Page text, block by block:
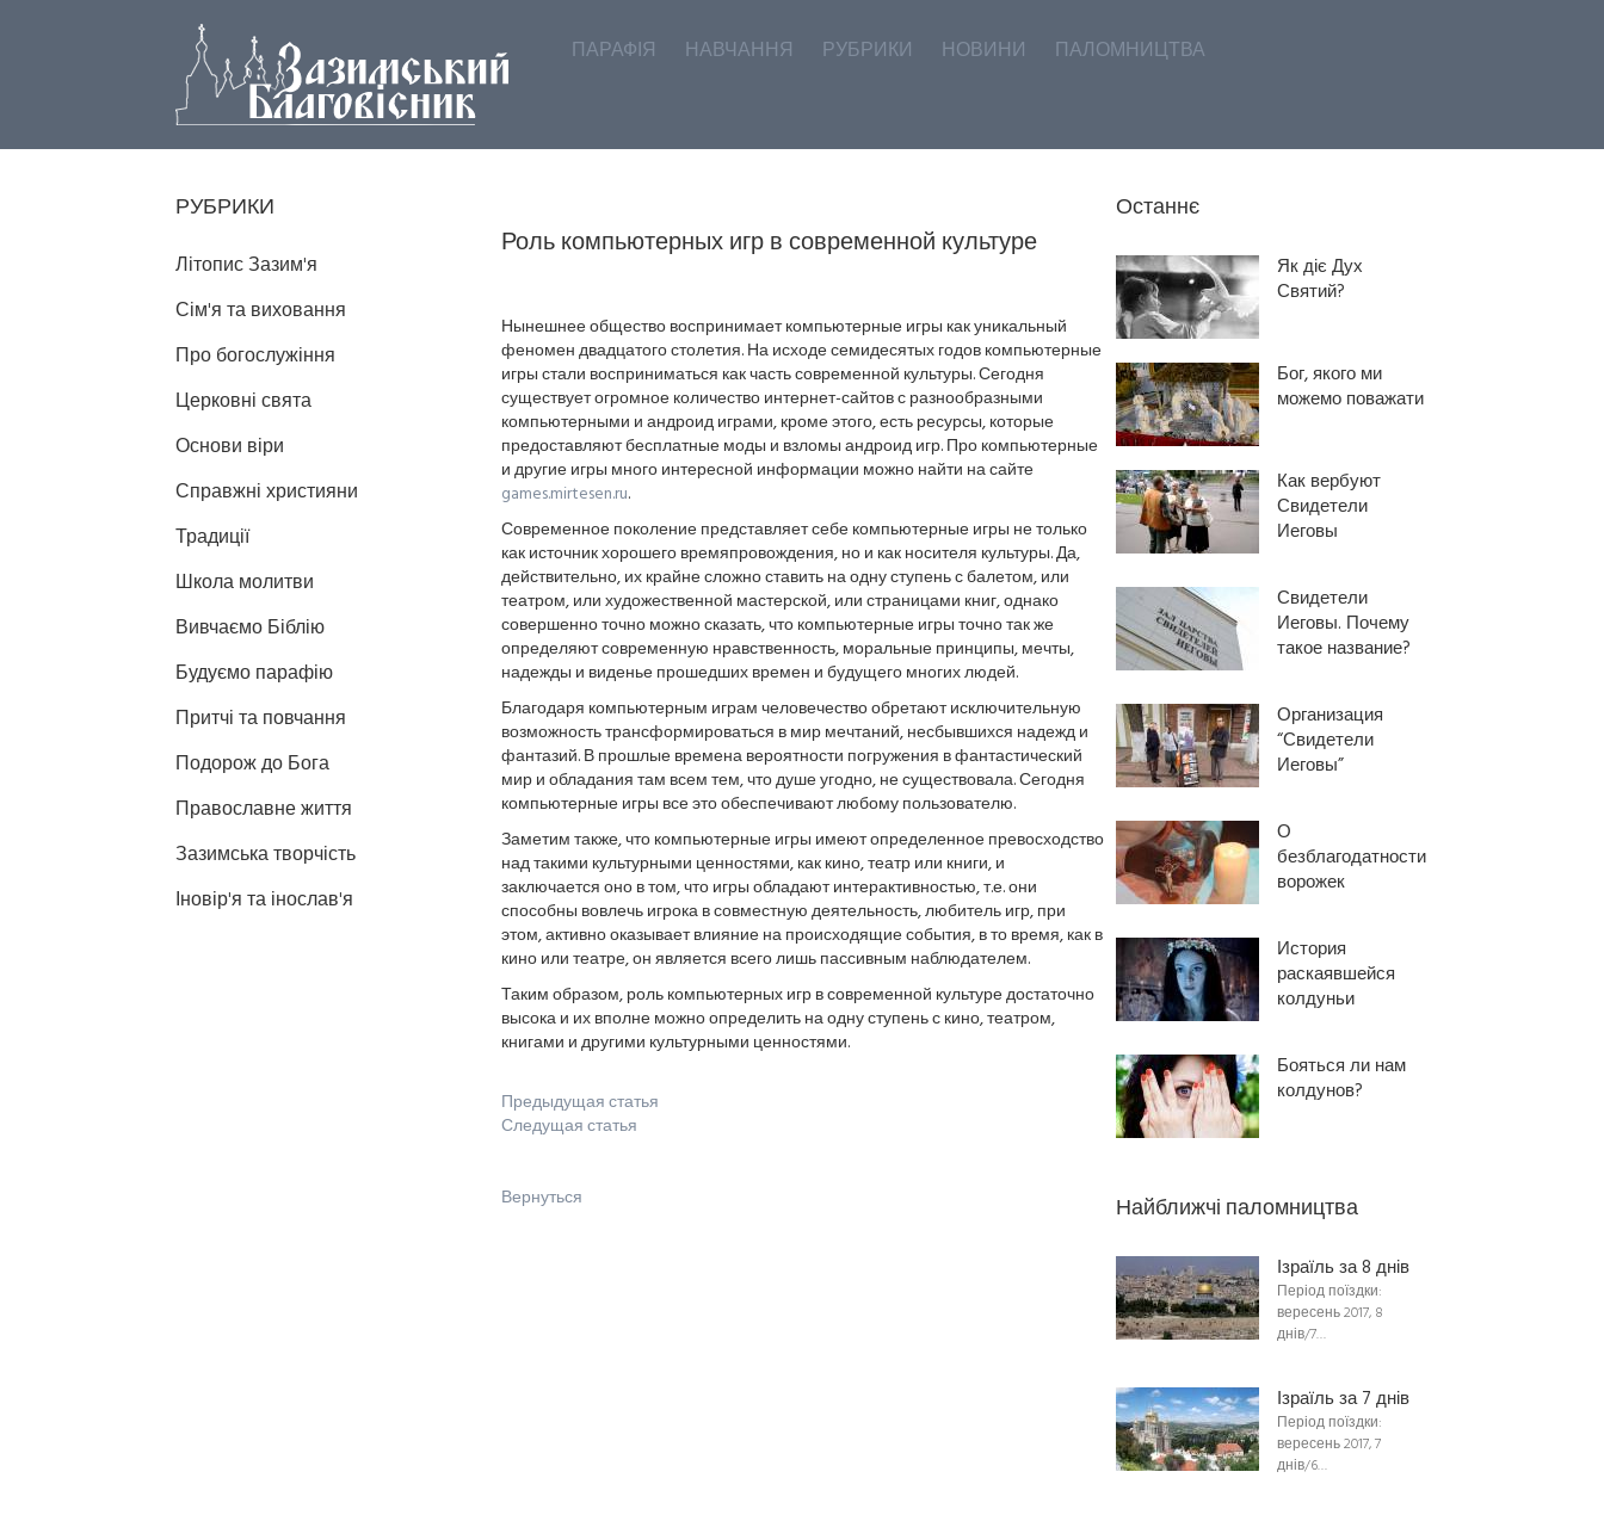
ПАРАФІЯ НАВЧАННЯ РУБРИКИ НОВИНИ ПАЛОМНИЦТВА
Роль компьютерных игр в современной культуре
Нынешнее общество воспринимает компьютерные игры как уникальный
феномен двадцатого столетия. На исходе семидесятых годов компьютерные
игры стали восприниматься как часть современной культуры. Сегодня
существует огромное количество интернет-сайтов с разнообразными
компьютерными и андроид играми, кроме этого, есть ресурсы, которые
предоставляют бесплатные моды и взломы андроид игр. Про компьютерные
и другие игры много интересной информации можно найти на сайте
games.mirtesen.ru.
Современное поколение представляет себе компьютерные игры не только
как источник хорошего времяпровождения, но и как носителя культуры. Да,
действительно, их крайне сложно ставить на одну ступень с балетом, или
театром, или художественной мастерской, или страницами книг, однако
совершенно точно можно сказать, что компьютерные игры точно так же
определяют современную нравственность, моральные принципы, мечты,
надежды и виденье прошедших времен и будущего многих людей.
Благодаря компьютерным играм человечество обретают исключительную
возможность трансформироваться в мир мечтаний, несбывшихся надежд и
фантазий. В прошлые времена вероятности погружения в фантастический
мир и обладания там всем тем, что душе угодно, не существовала. Сегодня
компьютерные игры все это обеспечивают любому пользователю.
Заметим также, что компьютерные игры имеют определенное превосходство
над такими культурными ценностями, как кино, театр или книги, и
заключается оно в том, что игры обладают интерактивностью, т.е. они
способны вовлечь игрока в совместную деятельность, любитель игр, при
этом, активно оказывает влияние на происходящие события, в то время, как в
кино или театре, он является всего лишь пассивным наблюдателем.
Таким образом, роль компьютерных игр в современной культуре достаточно
высока и их вполне можно определить на одну ступень с кино, театром,
книгами и другими культурными ценностями.
Предыдущая статья
Следущая статья
Вернуться
РУБРИКИ
Літопис Зазим'я
Сім'я та виховання
Про богослужіння
Церковні свята
Основи віри
Справжні християни
Традиції
Школа молитви
Вивчаємо Біблію
Будуємо парафію
Притчі та повчання
Подорож до Бога
Православне життя
Зазимська творчість
Іновір'я та інослав'я
Останнє
Як діє Дух
Святий?
Бог, якого ми
можемо поважати
Как вербуют
Свидетели
Иеговы
Свидетели
Иеговы. Почему
такое название?
Организация
“Свидетели
Иеговы”
О
безблагодатности
ворожек
История
раскаявшейся
колдуньи
Бояться ли нам
колдунов?
Найближчі паломництва
Ізраїль за 8 днів
Період поїздки:
вересень 2017, 8
днів/7…
Ізраїль за 7 днів
Період поїздки:
вересень 2017, 7
днів/6…